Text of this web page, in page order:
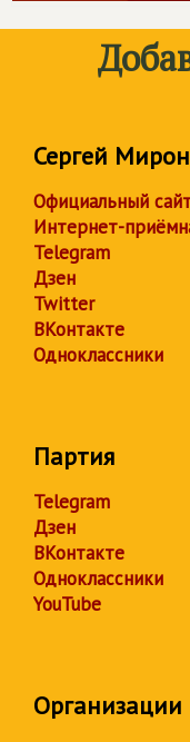
Сергей
Официальный
Интернет-
Telegram
Дзен
Twitter
ВКонтакте
Одноклассники
Партия
Telegram
Дзен
ВКонтакте
Одноклассники
YouTube
Организации